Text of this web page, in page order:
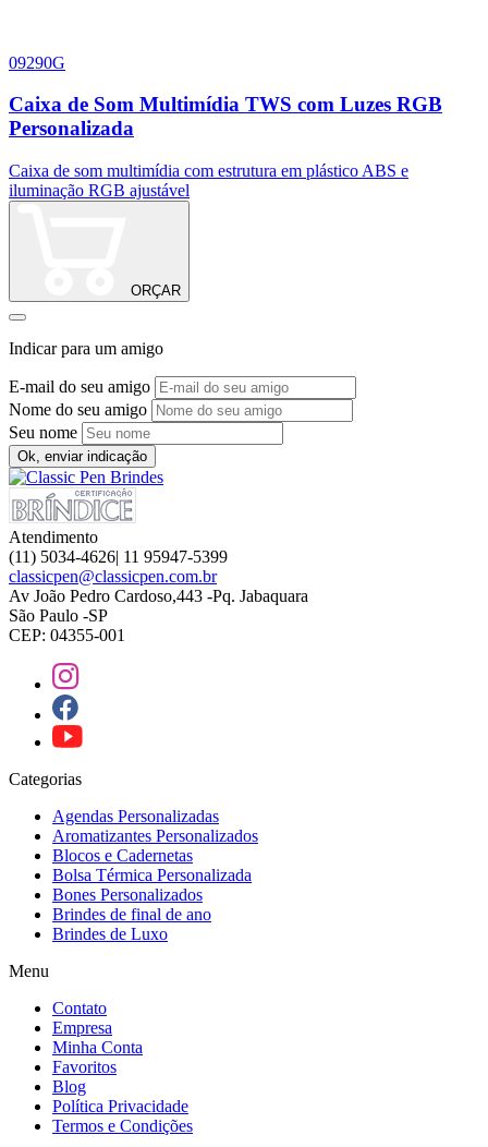
09290G
Caixa de Som Multimídia TWS com Luzes RGB
Personalizada
Caixa de som multimídia com estrutura em plástico ABS e
iluminação RGB ajustável
ORÇAR
Indicar para um amigo
E-mail do seu amigo
Nome do seu amigo
Seu nome
Ok, enviar indicação
Atendimento
(11) 5034-4626| 11 95947-5399
classicpen@classicpen.com.br
Av João Pedro Cardoso,443 -Pq. Jabaquara
São Paulo -SP
CEP: 04355-001
Categorias
Agendas Personalizadas
Aromatizantes Personalizados
Blocos e Cadernetas
Bolsa Térmica Personalizada
Bones Personalizados
Brindes de final de ano
Brindes de Luxo
Menu
Contato
Empresa
Minha Conta
Favoritos
Blog
Política Privacidade
Termos e Condições